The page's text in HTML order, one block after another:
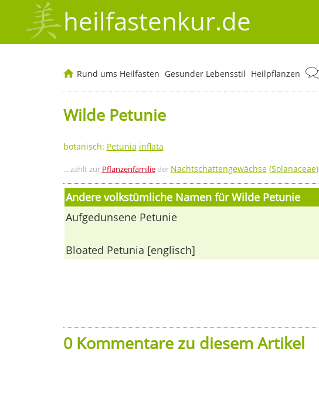
heilfastenkur.de
Rund ums Heilfasten Gesunder Lebensstil Heilpflanzen
Wilde Petunie
botanisch: Petunia inflata
... zählt zur Pflanzenfamilieder Nachtschattengewächse(Solanaceae)
Andere volkstümliche Namen für Wilde Petunie
Aufgedunsene Petunie
Bloated Petunia [englisch]
0 Kommentare zu diesem Artikel